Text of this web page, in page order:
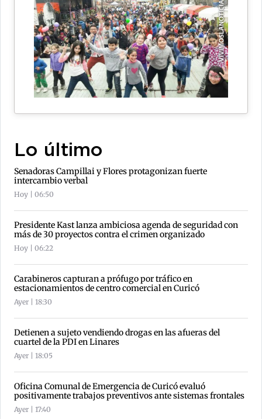
Lo último
Senadoras Campillai y Flores protagonizan fuerte
intercambio verbal
Hoy | 06:50
Presidente Kast lanza ambiciosa agenda de seguridad con
más de 30 proyectos contra el crimen organizado
Hoy | 06:22
Carabineros capturan a prófugo por tráfico en
estacionamientos de centro comercial en Curicó
Ayer | 18:30
Detienen a sujeto vendiendo drogas en las afueras del
cuartel de la PDI en Linares
Ayer | 18:05
Oficina Comunal de Emergencia de Curicó evaluó
positivamente trabajos preventivos ante sistemas frontales
Ayer | 17:40